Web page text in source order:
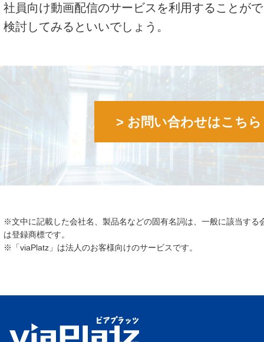
社員向け動画配信のサービスを利用することが
検討してみるといいでしょう。
> お問い合わせはこちら
※文中に記載した会社名、製品名などの固有名詞は、一般に該当する
は登録商標です。
※「viaPlatz」は法人のお客様向けのサービスです。